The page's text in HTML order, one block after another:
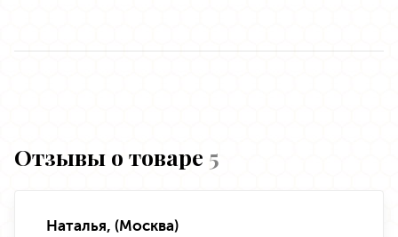
Отзывы о товаре 5
Наталья, (Москва)